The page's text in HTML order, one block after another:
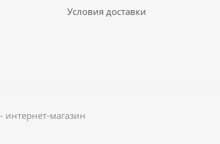
Условия доставки
интернет-магазин